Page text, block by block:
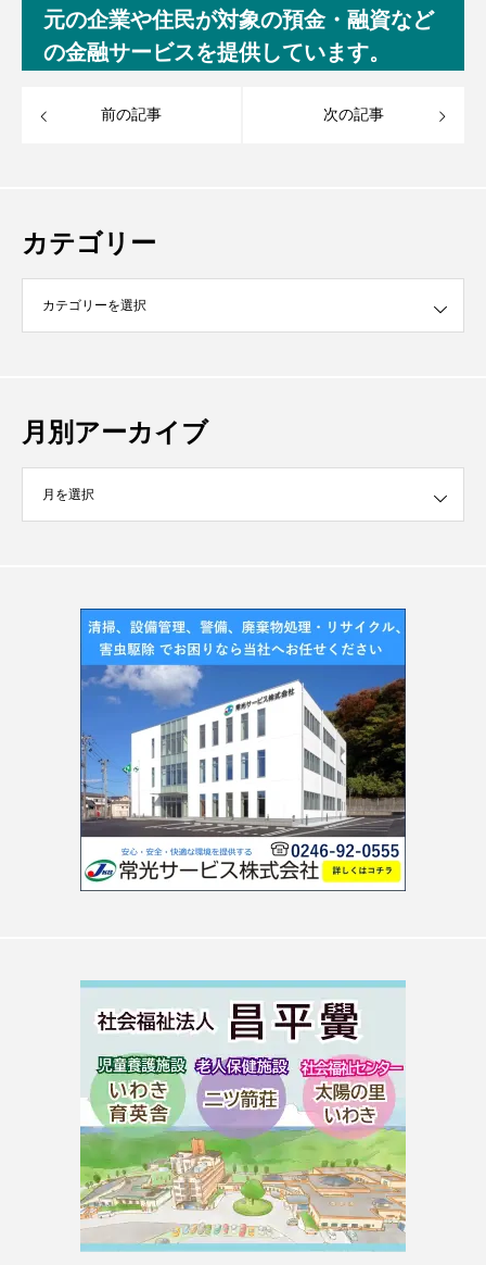
元の企業や住民が対象の預金・融資など
の金融サービスを提供しています。
前の記事 次の記事
カテゴリー
月別アーカイブ